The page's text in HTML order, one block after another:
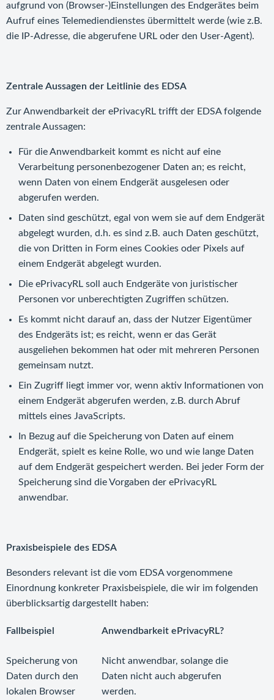
aufgrund von (Browser-)Einstellungen des Endgerätes beim
Aufruf eines Telemediendienstes übermittelt werde (wie z.B.
die IP-Adresse, die abgerufene URL oder den User-Agent).
Zentrale Aussagen der Leitlinie des EDSA
Zur Anwendbarkeit der ePrivacyRL trifft der EDSA folgende
zentrale Aussagen:
Für die Anwendbarkeit kommt es nicht auf eine
Verarbeitung personenbezogener Daten an; es reicht,
wenn Daten von einem Endgerät ausgelesen oder
abgerufen werden.
Daten sind geschützt, egal von wem sie auf dem Endgerät
abgelegt wurden, d.h. es sind z.B. auch Daten geschützt,
die von Dritten in Form eines Cookies oder Pixels auf
einem Endgerät abgelegt wurden.
Die ePrivacyRL soll auch Endgeräte von juristischer
Personen vor unberechtigten Zugriffen schützen.
Es kommt nicht darauf an, dass der Nutzer Eigentümer
des Endgeräts ist; es reicht, wenn er das Gerät
ausgeliehen bekommen hat oder mit mehreren Personen
gemeinsam nutzt.
Ein Zugriff liegt immer vor, wenn aktiv Informationen von
einem Endgerät abgerufen werden, z.B. durch Abruf
mittels eines JavaScripts.
In Bezug auf die Speicherung von Daten auf einem
Endgerät, spielt es keine Rolle, wo und wie lange Daten
auf dem Endgerät gespeichert werden. Bei jeder Form der
Speicherung sind die Vorgaben der ePrivacyRL
anwendbar.
Praxisbeispiele des EDSA
Besonders relevant ist die vom EDSA vorgenommene
Einordnung konkreter Praxisbeispiele, die wir im folgenden
überblicksartig dargestellt haben:
Fallbeispiel Anwendbarkeit ePrivacyRL?
Speicherung von
Daten durch den
lokalen Browser
Nicht anwendbar, solange die
Daten nicht auch abgerufen
werden.